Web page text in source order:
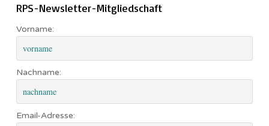
RPS-Newsletter-Mitgliedschaft
Vorname:
Nachname:
Email-Adresse: